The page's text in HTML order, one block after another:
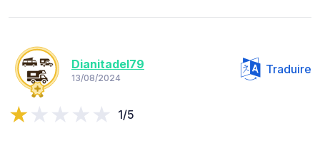
Dianitadel79
13/08/2024
Traduire
1/5